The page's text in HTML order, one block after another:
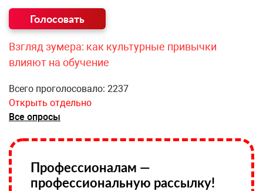
Взгляд зумера: как культурные привычки
влияют на обучение
Всего проголосовало: 2237
Открыть отдельно
Все опросы
Профессионалам —
профессиональную рассылку!